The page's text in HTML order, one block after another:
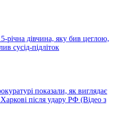
річна дівчина, яку бив цеглою,
сусід-підліток
показали, як виглядає
після удару РФ (Відео з